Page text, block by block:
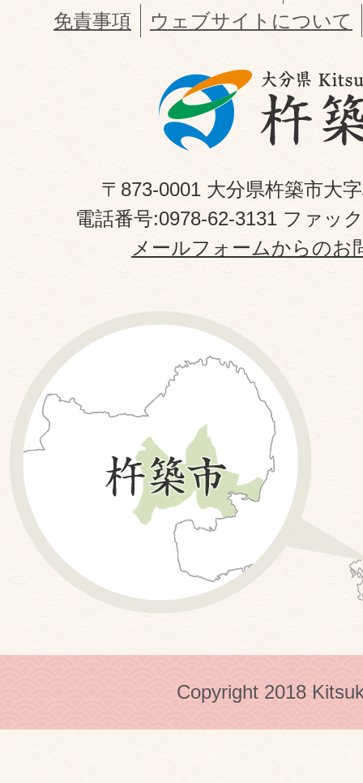
免責事項
ウェブサイトについて
〒873-0001 大分県杵築市大
電話番号:0978-62-3131 ファッ
メールフォームからのお
Copyright 2018